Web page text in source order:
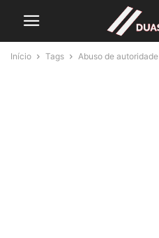
Início Tags Abuso de autoridade